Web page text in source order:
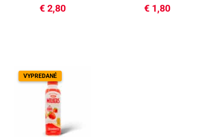
dužinou
€2,80
350ml
€1,80
VYPREDANÉ